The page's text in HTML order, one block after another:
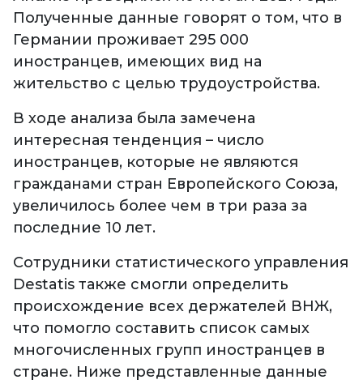
Полученные данные говорят о том, что в
Германии проживает 295 000
иностранцев, имеющих вид на
жительство с целью трудоустройства.
В ходе анализа была замечена
интересная тенденция – число
иностранцев, которые не являются
гражданами стран Европейского Союза,
увеличилось более чем в три раза за
последние 10 лет.
Сотрудники статистического управления
Destatis также смогли определить
происхождение всех держателей ВНЖ,
что помогло составить список самых
многочисленных групп иностранцев в
стране. Ниже представленные данные